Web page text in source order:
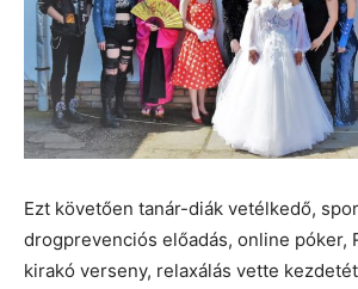
Ezt követően tanár-diák vetélkedő,
drogprevenciós előadás, online póker,
kirakó verseny, relaxálás vette